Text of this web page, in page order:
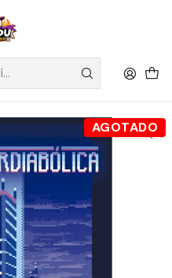
a Regiones sobre
Competitivos
- Español
AGOTADO